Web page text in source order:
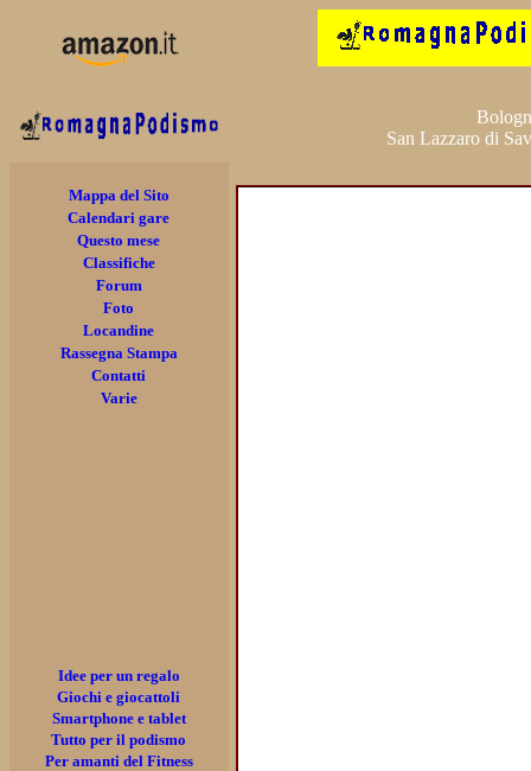
San Lazzaro di
Mappa del Sito
Calendari gare
Questo mese
Classifiche
Forum
Foto
Locandine
Rassegna Stampa
Contatti
Varie
Idee per un regalo
Giochi e giocattoli
Smartphone e tablet
Tutto per il podismo
Per amanti del Fitness